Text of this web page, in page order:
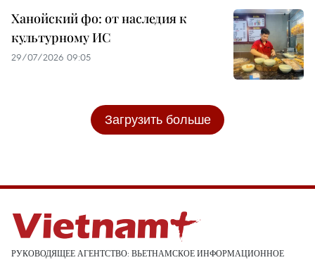
Ханойский фо: от наследия к
культурному ИС
29/07/2026 09:05
Загрузить больше
РУКОВОДЯЩЕЕ АГЕНТСТВО: ВЬЕТНАМСКОЕ ИНФОРМАЦИОННОЕ